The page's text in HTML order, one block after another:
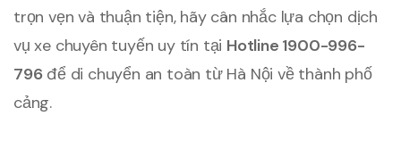
trọn vẹn và thuận tiện, hãy cân nhắc lựa chọn dịch
vụ xe chuyên tuyến uy tín tại Hotline 1900-996-
796 để di chuyển an toàn từ Hà Nội về thành phố
cảng.